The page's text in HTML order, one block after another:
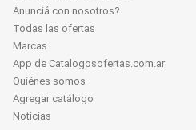
Anunciá con nosotros?
Todas las ofertas
Marcas
App de Catalogosofertas.com.ar
Quiénes somos
Agregar catálogo
Noticias